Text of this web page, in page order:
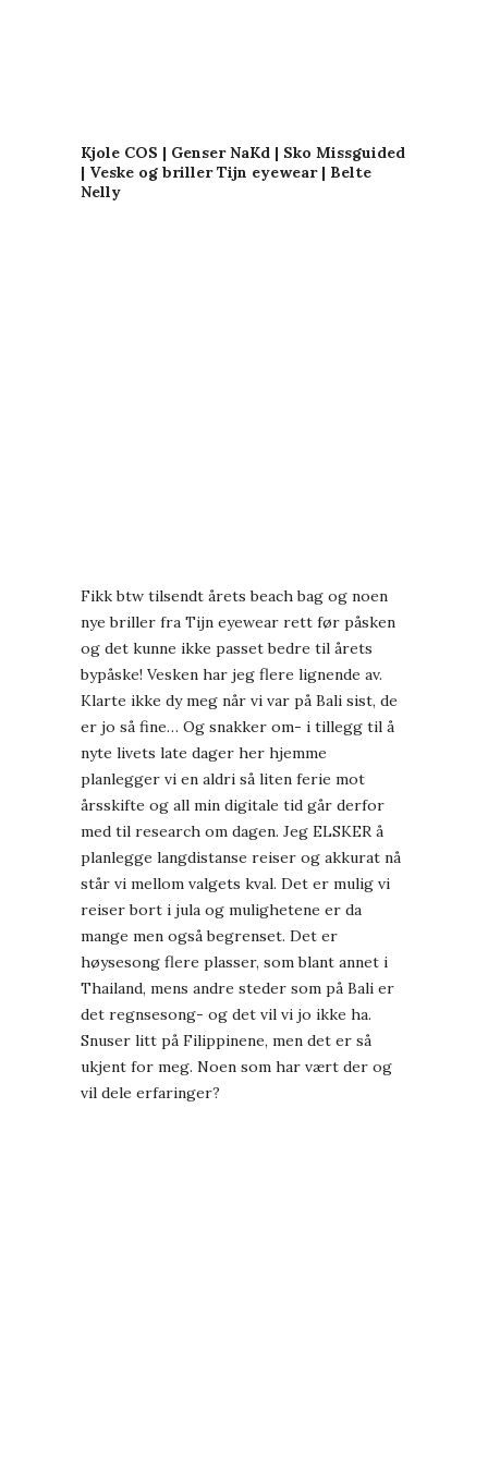
Kjole COS | Genser NaKd | Sko Missguided
| Veske og briller Tijn eyewear | Belte
Nelly
Fikk btw tilsendt årets beach bag og noen
nye briller fra Tijn eyewear rett før påsken
og det kunne ikke passet bedre til årets
bypåske! Vesken har jeg flere lignende av.
Klarte ikke dy meg når vi var på Bali sist, de
er jo så fine… Og snakker om- i tillegg til å
nyte livets late dager her hjemme
planlegger vi en aldri så liten ferie mot
årsskifte og all min digitale tid går derfor
med til research om dagen. Jeg ELSKER å
planlegge langdistanse reiser og akkurat nå
står vi mellom valgets kval. Det er mulig vi
reiser bort i jula og mulighetene er da
mange men også begrenset. Det er
høysesong flere plasser, som blant annet i
Thailand, mens andre steder som på Bali er
det regnsesong- og det vil vi jo ikke ha.
Snuser litt på Filippinene, men det er så
ukjent for meg. Noen som har vært der og
vil dele erfaringer?